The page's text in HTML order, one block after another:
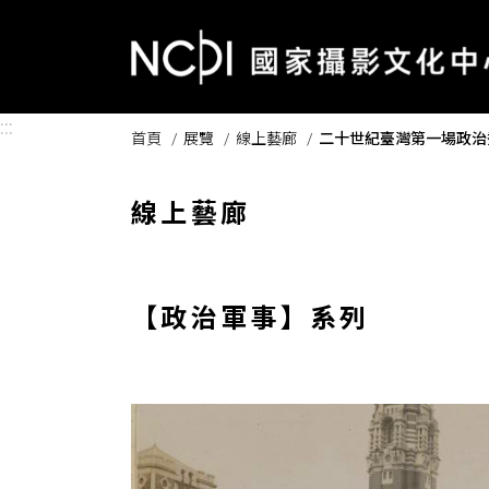
::: 首頁 展覽 線上藝廊 二十世紀臺灣第一場政
線上藝廊
【政治軍事】系列